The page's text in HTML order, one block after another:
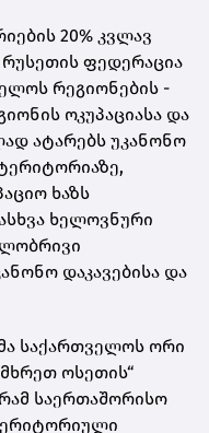
20% კვლავ
ფედერაცია
რეგიონების -
ოკუპაციასა და
ატარებს უკანონო
ხაზს
ხელოვნური
დაკავებისა და
საქართველოს ორი
ოსეთის“
საერთაშორისო